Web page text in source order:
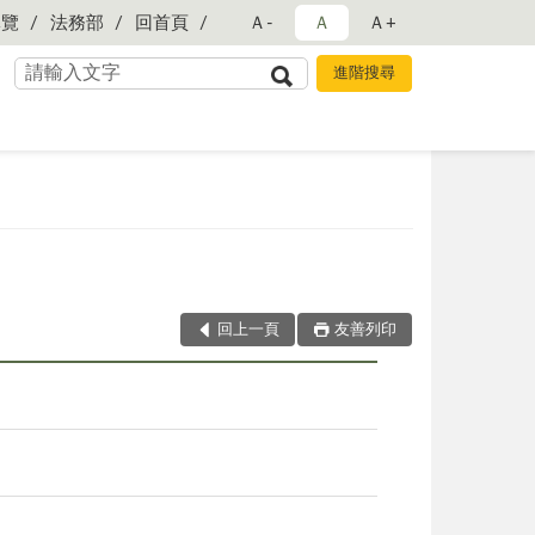
法務部 回首頁 Ａ- Ａ Ａ+
回上一頁 友善列印